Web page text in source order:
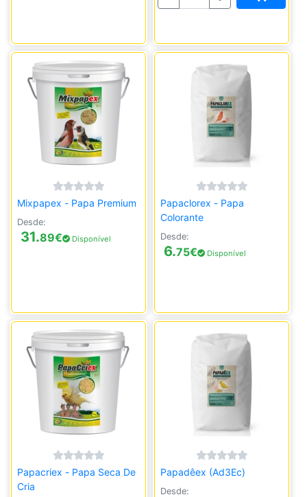
Mixpapex - Papa Premium
Desde:
31.89€ Disponível
Papaclorex - Papa
Colorante
Desde:
6.75€ Disponível
Papacriex - Papa Seca De
Cria
Papadêex (Ad3Ec)
Desde: